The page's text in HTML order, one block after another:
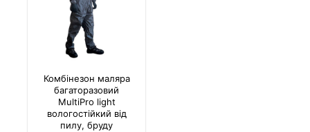
Комбінезон маляра
багаторазовий
MultiPro light
вологостійкий від
пилу, бруду